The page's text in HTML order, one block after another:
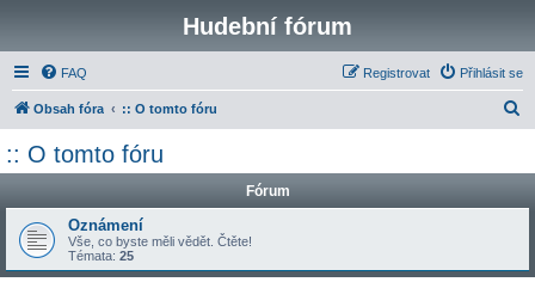
Hudební fórum
FAQ Přihlásit se
Registrovat
Obsah fóra :: O tomto fóru
:: O tomto fóru
Fórum
Oznámení
Vše, co byste měli vědět. Čtěte!
Témata: 25